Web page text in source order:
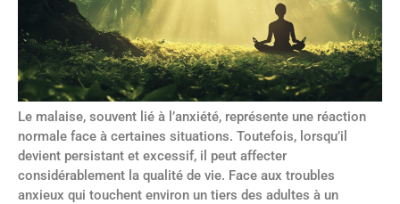
Le malaise, souvent lié à l’anxiété, représente une réaction
normale face à certaines situations. Toutefois, lorsqu’il
devient persistant et excessif, il peut affecter
considérablement la qualité de vie. Face aux troubles
anxieux qui touchent environ un tiers des adultes à un